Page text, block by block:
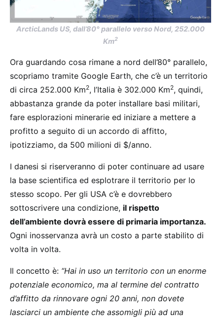
ArcticLands US, dall’80° parallelo verso Nord, 252.000
Km2
Ora guardando cosa rimane a nord dell’80° parallelo,
scopriamo tramite Google Earth, che c’è un territorio
di circa 252.000 Km2, l’Italia è 302.000 Km2, quindi,
abbastanza grande da poter installare basi militari,
fare esplorazioni minerarie ed iniziare a mettere a
profitto a seguito di un accordo di affitto,
ipotizziamo, da 500 milioni di $/anno.
I danesi si riserveranno di poter continuare ad usare
la base scientifica ed esplotrare il territorio per lo
stesso scopo. Per gli USA c’è e dovrebbero
sottoscrivere una condizione, il rispetto
dell’ambiente dovrà essere di primaria importanza.
Ogni inosservanza avrà un costo a parte stabilito di
volta in volta.
Il concetto è: “Hai in uso un territorio con un enorme
potenziale economico, ma al termine del contratto
d’affitto da rinnovare ogni 20 anni, non dovete
lasciarci un ambiente che assomigli più ad una